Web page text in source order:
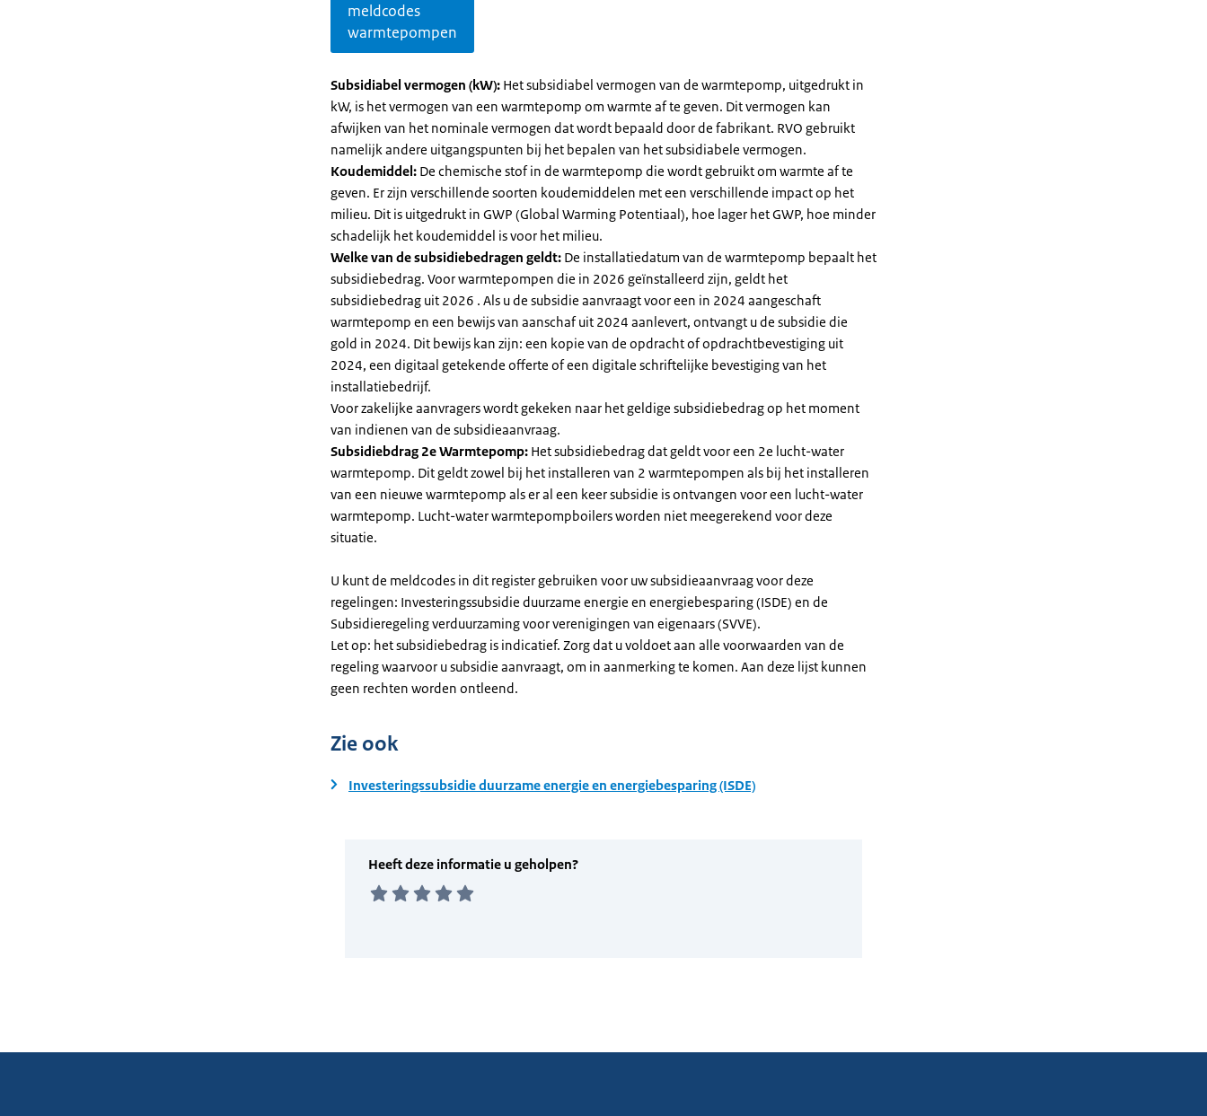
meldcodes
warmtepompen
Subsidiabel vermogen (kW): Het subsidiabel vermogen van de warmtepomp, uitgedrukt in
kW, is het vermogen van een warmtepomp om warmte af te geven. Dit vermogen kan
afwijken van het nominale vermogen dat wordt bepaald door de fabrikant. RVO gebruikt
namelijk andere uitgangspunten bij het bepalen van het subsidiabele vermogen.
Koudemiddel: De chemische stof in de warmtepomp die wordt gebruikt om warmte af te
geven. Er zijn verschillende soorten koudemiddelen met een verschillende impact op het
milieu. Dit is uitgedrukt in GWP (Global Warming Potentiaal), hoe lager het GWP, hoe minder
schadelijk het koudemiddel is voor het milieu.
Welke van de subsidiebedragen geldt: De installatiedatum van de warmtepomp bepaalt het
subsidiebedrag. Voor warmtepompen die in 2026 geïnstalleerd zijn, geldt het
subsidiebedrag uit 2026 . Als u de subsidie aanvraagt voor een in 2024 aangeschaft
warmtepomp en een bewijs van aanschaf uit 2024 aanlevert, ontvangt u de subsidie die
gold in 2024. Dit bewijs kan zijn: een kopie van de opdracht of opdrachtbevestiging uit
2024, een digitaal getekende offerte of een digitale schriftelijke bevestiging van het
installatiebedrijf.
Voor zakelijke aanvragers wordt gekeken naar het geldige subsidiebedrag op het moment
van indienen van de subsidieaanvraag.
Subsidiebdrag 2e Warmtepomp: Het subsidiebedrag dat geldt voor een 2e lucht-water
warmtepomp. Dit geldt zowel bij het installeren van 2 warmtepompen als bij het installeren
van een nieuwe warmtepomp als er al een keer subsidie is ontvangen voor een lucht-water
warmtepomp. Lucht-water warmtepompboilers worden niet meegerekend voor deze
situatie.
U kunt de meldcodes in dit register gebruiken voor uw subsidieaanvraag voor deze
regelingen: Investeringssubsidie duurzame energie en energiebesparing (ISDE) en de
Subsidieregeling verduurzaming voor verenigingen van eigenaars (SVVE).
Let op: het subsidiebedrag is indicatief. Zorg dat u voldoet aan alle voorwaarden van de
regeling waarvoor u subsidie aanvraagt, om in aanmerking te komen. Aan deze lijst kunnen
geen rechten worden ontleend.
Zie ook
Investeringssubsidie duurzame energie en energiebesparing (ISDE)